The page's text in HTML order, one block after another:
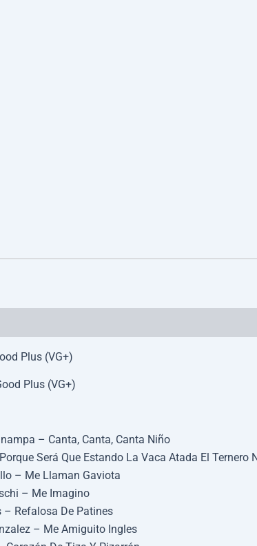
Plus (VG+)
Plus (VG+)
– Canta, Canta, Canta Niño
Será Que Estando La Vaca Atada El Ternero
– Me Llaman Gaviota
– Me Imagino
– Refalosa De Patines
– Me Amiguito Ingles